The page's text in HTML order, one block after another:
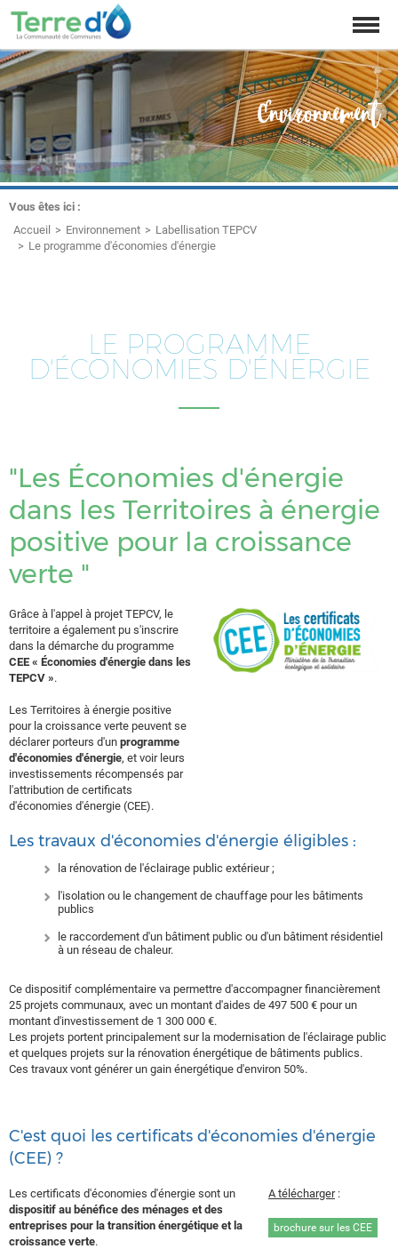
Environnement
Vous êtes ici :
Accueil
Environnement
Labellisation TEPCV
Le programme d'économies d'énergie
LE PROGRAMME
D'ÉCONOMIES D'ÉNERGIE
"Les Économies d'énergie
dans les Territoires à énergie
positive pour la croissance
verte "
Grâce à l'appel à projet TEPCV, le
territoire a également pu s'inscrire
dans la démarche du programme
CEE « Économies d'énergie dans les
TEPCV ».
Les Territoires à énergie positive
pour la croissance verte peuvent se
déclarer porteurs d'un programme
d'économies d'énergie, et voir leurs
investissements récompensés par
l'attribution de certificats
d'économies d'énergie (CEE).
Les travaux d'économies d'énergie éligibles :
la rénovation de l'éclairage public extérieur ;
l'isolation ou le changement de chauffage pour les bâtiments
publics
le raccordement d'un bâtiment public ou d'un bâtiment résidentiel
à un réseau de chaleur.
Ce dispositif complémentaire va permettre d'accompagner financièrement
25 projets communaux, avec un montant d'aides de 497 500 € pour un
montant d'investissement de 1 300 000 €.
Les projets portent principalement sur la modernisation de l'éclairage public
et quelques projets sur la rénovation énergétique de bâtiments publics.
Ces travaux vont générer un gain énergétique d'environ 50%.
C'est quoi les certificats d'économies d'énergie
(CEE) ?
Les certificats d'économies d'énergie sont un
dispositif au bénéfice des ménages et des
entreprises pour la transition énergétique et la
croissance verte.
A télécharger:
brochure sur les CEE